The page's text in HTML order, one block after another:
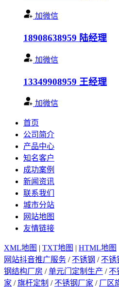
加微信
18908638959 陆经理
加微信
13349908959 王经理
加微信
首页
公司简介
产品中心
知名客户
成功案例
新闻资讯
联系我们
城市分站
网站地图
友情链接
XML地图 | TXT地图 | HTML地图
网站抖音推广服务 / 不锈钢 / 不锈
钢结构厂房 /单元门定制生产 / 不
家 /旗杆定制 / 不锈钢厂家 / 厂区